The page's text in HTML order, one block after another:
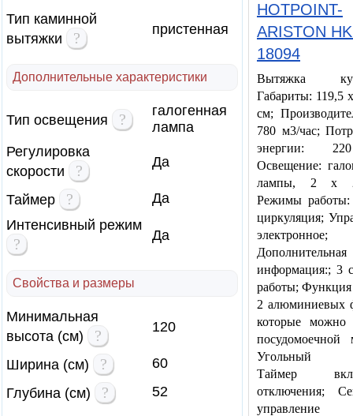
Тип каминной
вытяжки
? пристенная
Дополнительные характеристики
Тип освещения ?
галогенная
лампа
Регулировка
скорости
? Да
Таймер ?
Да
Интенсивный режим
? Да
Свойства и размеры
Минимальная
высота (см)
? 120
Ширина (см) ?
60
Глубина (см)
? 52
HOTPOINT-
ARISTON
18094
Вытяжка
Габариты: 119,5
см;
780 м3/час;
энергии:
Освещение:
лампы, 2 x
Режимы работы:
циркуляция;
электронное;
Дополнительная
информация:; 3
работы; Функция
2 алюминиевых
которые
посудомоечной
Угольный
Таймер
отключения;
управление